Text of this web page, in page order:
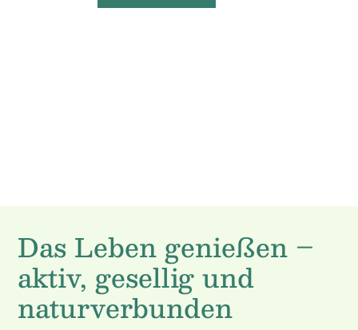
Das Leben genießen –
aktiv, gesellig und
naturverbunden